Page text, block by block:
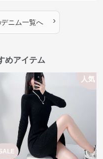
デニム一覧へ ›
めアイテム
人気